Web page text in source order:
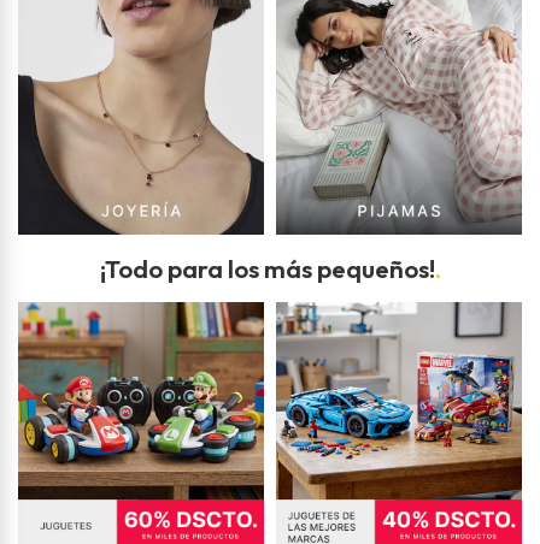
¡Todo para los más pequeños!.